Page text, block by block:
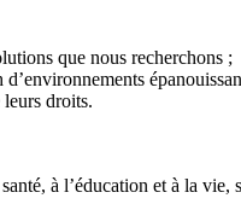
que nous recherchons ;
droits.
à l’éducation et à la